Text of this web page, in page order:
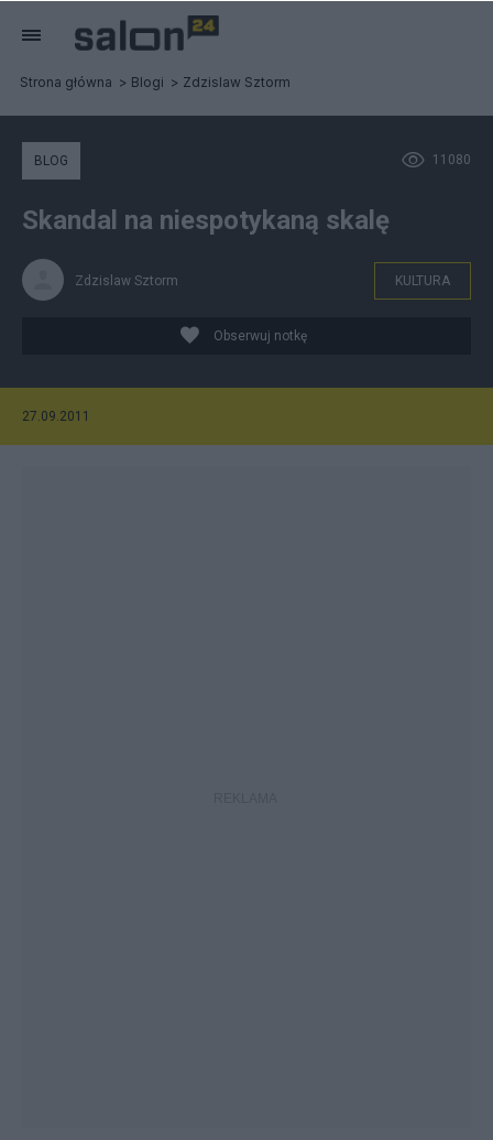
Strona główna Blogi Zdzislaw Sztorm
11080
BLOG
Skandal na niespotykaną skalę
Zdzislaw Sztorm KULTURA
Obserwuj notkę
27.09.2011